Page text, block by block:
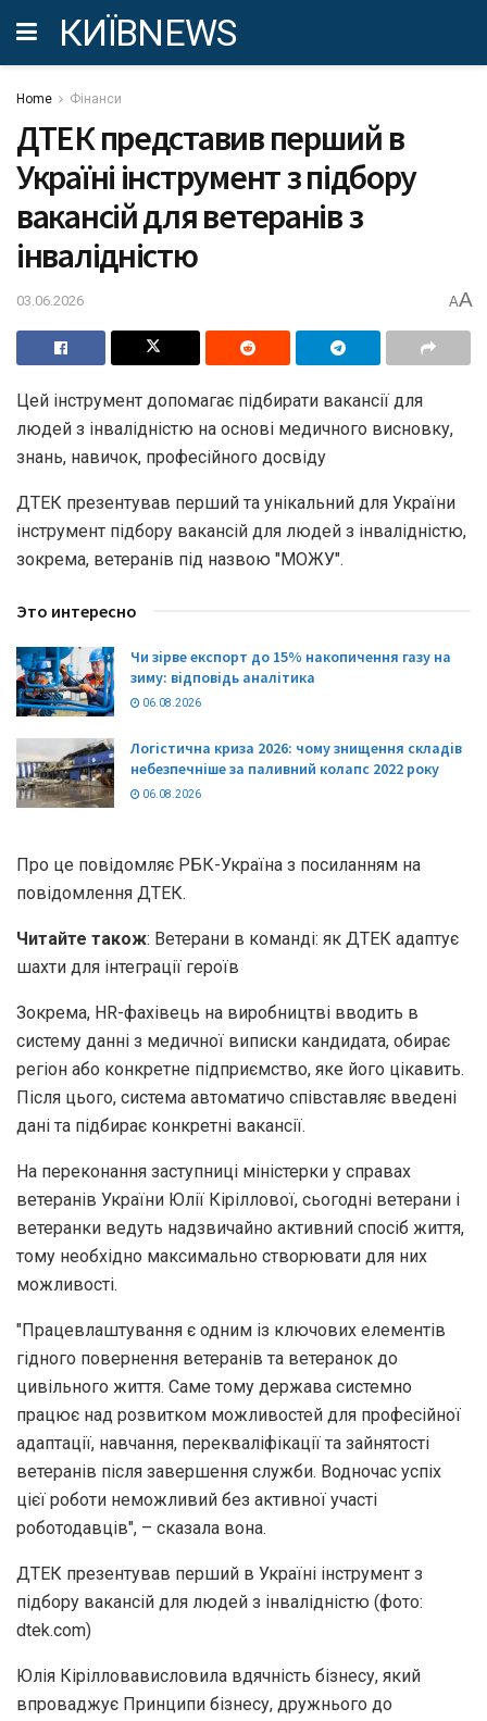
КИЇВNEWS
Home Фінанси
ДТЕК представив перший в
Україні інструмент з підбору
вакансій для ветеранів з
інвалідністю
03.06.2026 AA
Цей інструмент допомагає підбирати вакансії для
людей з інвалідністю на основі медичного висновку,
знань, навичок, професійного досвіду
ДТЕК презентував перший та унікальний для України
інструмент підбору вакансій для людей з інвалідністю,
зокрема, ветеранів під назвою "МОЖУ".
Это интересно
Чи зірве експорт до 15% накопичення газу на
зиму: відповідь аналітика
06.08.2026
Логістична криза 2026: чому знищення складів
небезпечніше за паливний колапс 2022 року
06.08.2026
Про це повідомляє РБК-Україна з посиланням на
повідомлення ДТЕК.
Читайте також: Ветерани в команді: як ДТЕК адаптує
шахти для інтеграції героїв
Зокрема, HR-фахівець на виробництві вводить в
систему данні з медичної виписки кандидата, обирає
регіон або конкретне підприємство, яке його цікавить.
Після цього, система автоматичо співставляє введені
дані та підбирає конкретні вакансії.
На переконання заступниці міністерки у справах
ветеранів України Юлії Кіріллової, сьогодні ветерани і
ветеранки ведуть надзвичайно активний спосіб життя,
тому необхідно максимально створювати для них
можливості.
"Працевлаштування є одним із ключових елементів
гідного повернення ветеранів та ветеранок до
цивільного життя. Саме тому держава системно
працює над розвитком можливостей для професійної
адаптації, навчання, перекваліфікації та зайнятості
ветеранів після завершення служби. Водночас успіх
цієї роботи неможливий без активної участі
роботодавців", – сказала вона.
ДТЕК презентував перший в Україні інструмент з
підбору вакансій для людей з інвалідністю (фото:
dtek.com)
Юлія Кірілловависловила вдячність бізнесу, який
впроваджує Принципи бізнесу, дружнього до